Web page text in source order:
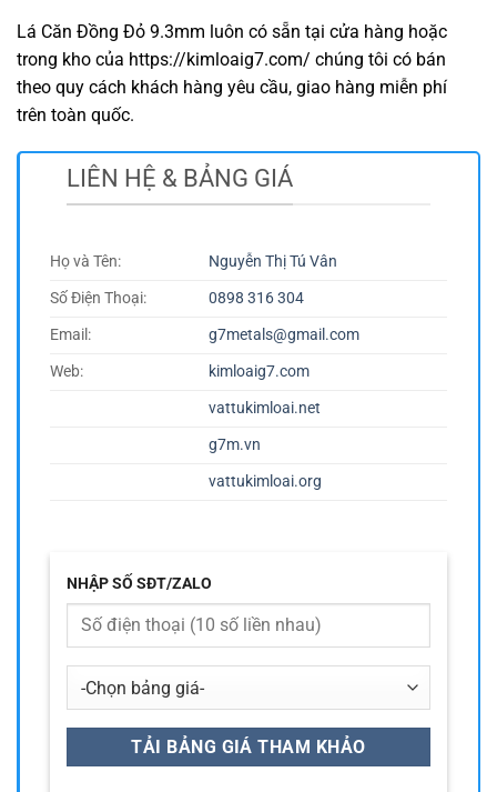
Lá Căn Đồng Đỏ 9.3mm luôn có sẵn tại cửa hàng hoặc
trong kho của https://kimloaig7.com/ chúng tôi có bán
theo quy cách khách hàng yêu cầu, giao hàng miễn phí
trên toàn quốc.
LIÊN HỆ & BẢNG GIÁ
Họ và Tên:
Nguyễn Thị Tú Vân
Số Điện Thoại:
0898 316 304
Email:
g7metals@gmail.com
Web:
kimloaig7.com
vattukimloai.net
g7m.vn
vattukimloai.org
NHẬP SỐ SĐT/ZALO